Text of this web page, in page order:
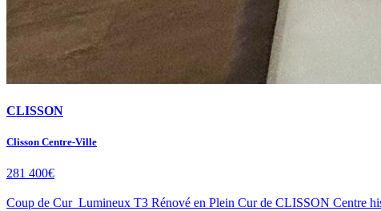
CLISSON
Clisson Centre-Ville
281 400€
Coup de Cur  Lumineux T3 Rénové en Plein Cur de CLISSON Centre